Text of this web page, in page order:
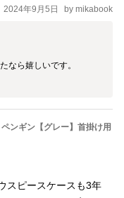
2024年9月5日 by mikabook
なら嬉しいです。
ンギン【グレー】首掛け用
スピースケースも3年